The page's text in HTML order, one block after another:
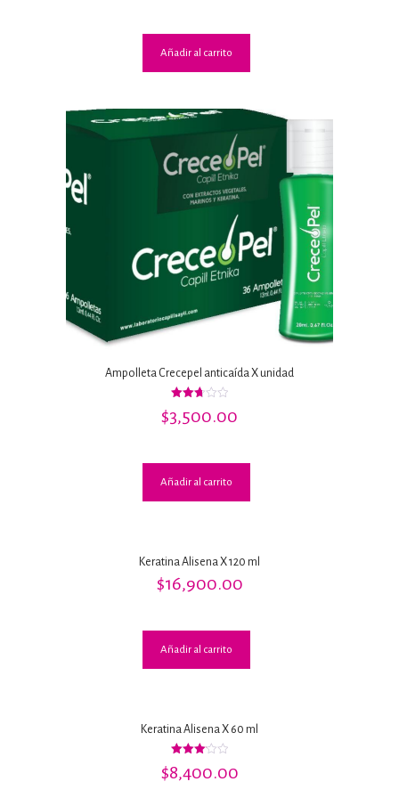
Añadir al carrito
Ampolleta Crecepel anticaída X unidad
con
$3,500.00
Añadir al carrito
Keratina Alisena X 120 ml
$16,900.00
Añadir al carrito
Keratina Alisena X 60 ml
con
$8,400.00